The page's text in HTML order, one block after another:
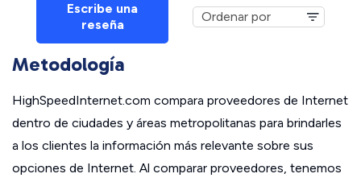
Escribe una
reseña
Metodología
HighSpeedInternet.com compara proveedores de Internet
dentro de ciudades y áreas metropolitanas para brindarles
a los clientes la información más relevante sobre sus
opciones de Internet. Al comparar proveedores, tenemos